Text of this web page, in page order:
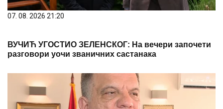
07. 08. 2026 21:20
ВУЧИЋ УГОСТИО ЗЕЛЕНСКОГ: На вечери започети
разговори уочи званичних састанака